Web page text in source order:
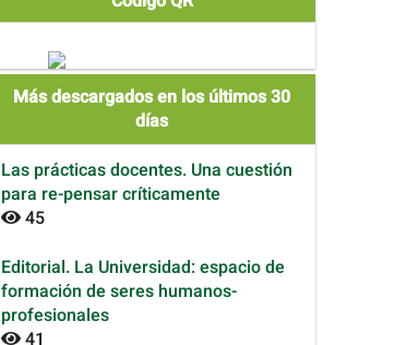
Más descargados en los últimos 30
días
Las prácticas docentes. Una cuestión
para re-pensar críticamente
45
Editorial. La Universidad: espacio de
formación de seres humanos-
profesionales
41